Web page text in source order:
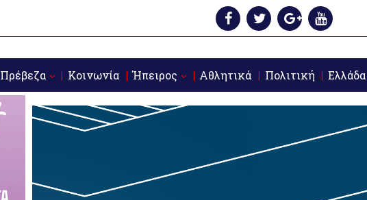
Πρέβεζα Κοινωνία Ήπειρος Αθλητικά Πολιτική Ελλάδα